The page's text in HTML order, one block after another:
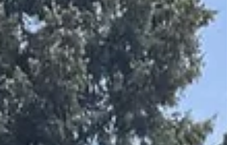
– und absolvierte die 5,3 km lange Strecke. Die
Runde selbst war wirklich wunderschön und
richtig Spaß gemacht. Dazu kam ein